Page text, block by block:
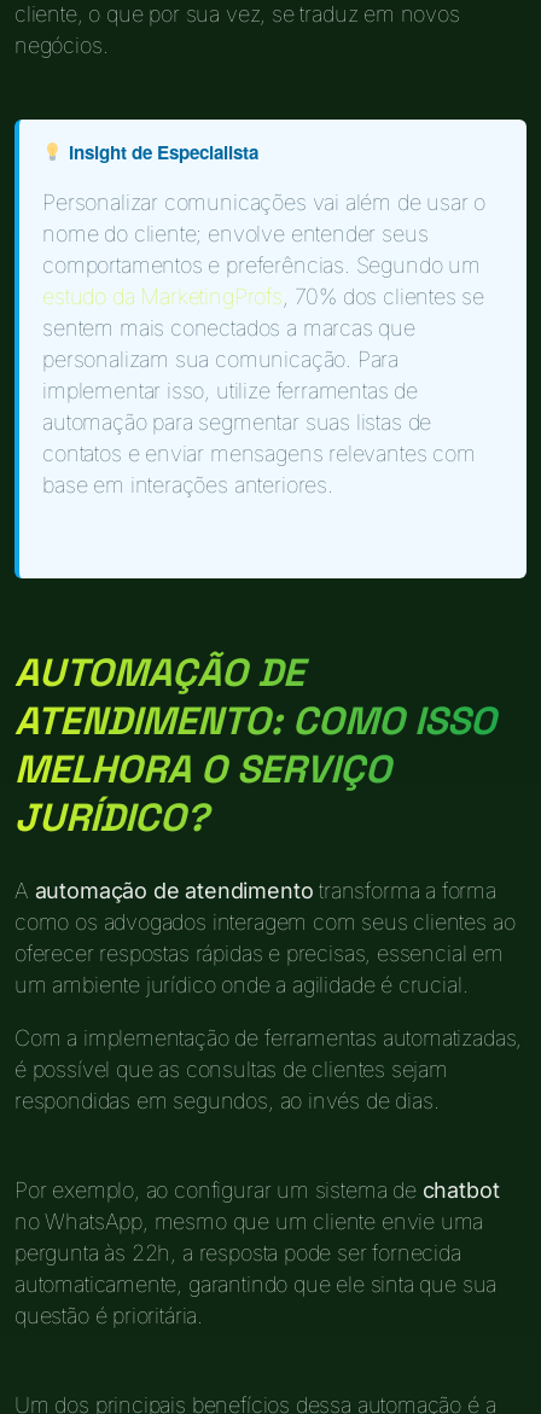
cliente, o que por sua vez, se traduz em novos
negócios.
Insight de Especialista
Personalizar comunicações vai além de usar o
nome do cliente; envolve entender seus
comportamentos e preferências. Segundo um
estudo da MarketingProfs , 70% dos clientes se
sentem mais conectados a marcas que
personalizam sua comunicação. Para
implementar isso, utilize ferramentas de
automação para segmentar suas listas de
contatos e enviar mensagens relevantes com
base em interações anteriores.
AUTOMAÇÃO DE
ATENDIMENTO: COMO ISSO
MELHORA O SERVIÇO
JURÍDICO?
A automação de atendimento transforma a forma
como os advogados interagem com seus clientes ao
oferecer respostas rápidas e precisas, essencial em
um ambiente jurídico onde a agilidade é crucial.
Com a implementação de ferramentas automatizadas,
é possível que as consultas de clientes sejam
respondidas em segundos, ao invés de dias.
Por exemplo, ao configurar um sistema de chatbot
no WhatsApp, mesmo que um cliente envie uma
pergunta às 22h, a resposta pode ser fornecida
automaticamente, garantindo que ele sinta que sua
questão é prioritária.
Um dos principais benefícios dessa automação é a